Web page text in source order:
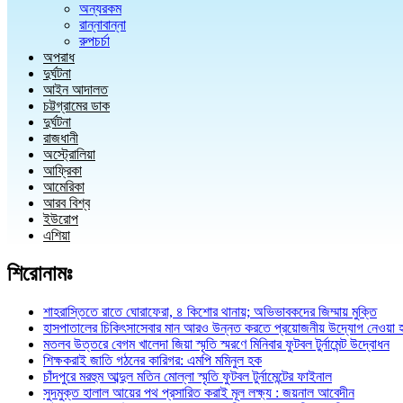
অন্যরকম
রান্নাবান্না
রুপচর্চা
অপরাধ
দুর্ঘটনা
আইন আদালত
চট্টগ্রামের ডাক
দুর্ঘটনা
রাজধানী
অস্ট্রোলিয়া
আফ্রিকা
আমেরিকা
আরব বিশ্ব
ইউরোপ
এশিয়া
শিরোনামঃ
শাহরাস্তিতে রাতে ঘোরাফেরা, ৪ কিশোর থানায়; অভিভাবকদের জিম্মায় মুক্তি
হাসপাতালের চিকিৎসাসেবার মান আরও উন্নত করতে প্রয়োজনীয় উদ্যোগ নেওয়া
মতলব উত্তরে বেগম খালেদা জিয়া স্মৃতি স্মরণে মিনিবার ফুটবল টুর্নামেন্ট উদ্বোধন
শিক্ষকরাই জাতি গঠনের কারিগর: এমপি মমিনুল হক
চাঁদপুরে মরহুম আব্দুল মতিন মোল্লা স্মৃতি ফুটবল টুর্নামেন্টের ফাইনাল
সুদমুক্ত হালাল আয়ের পথ প্রসারিত করাই মূল লক্ষ্য : জয়নাল আবেদীন